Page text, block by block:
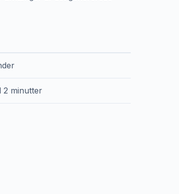
2 minutter